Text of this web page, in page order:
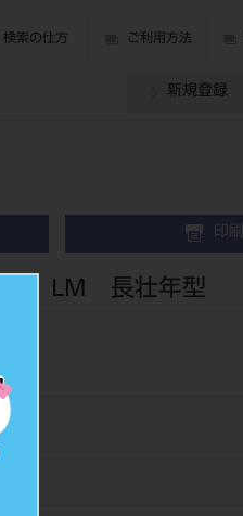
検索の仕方 ご利用方法
新規登録
印刷
顎 LM 長壮年型